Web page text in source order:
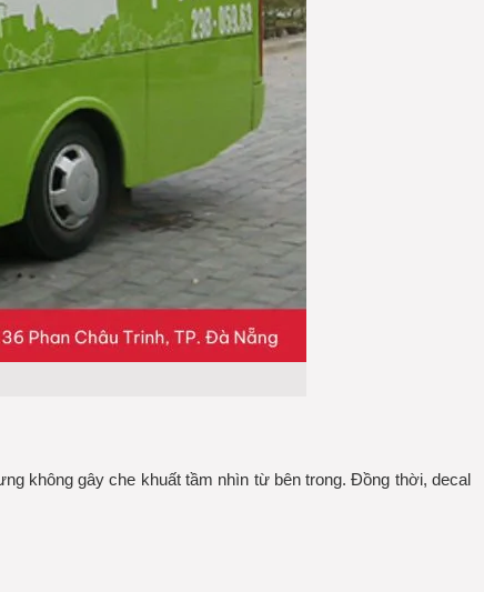
không gây che khuất tầm nhìn từ bên trong. Đồng thời, decal